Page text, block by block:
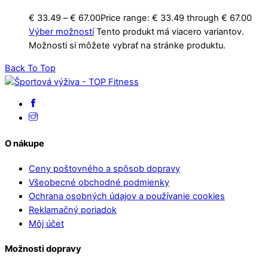
€ 33.49 – € 67.00Price range: € 33.49 through € 67.00
Výber možností Tento produkt má viacero variantov.
Možnosti si môžete vybrať na stránke produktu.
Back To Top
O nákupe
Ceny poštovného a spôsob dopravy
Všeobecné obchodné podmienky
Ochrana osobných údajov a používanie cookies
Reklamačný poriadok
Môj účet
Možnosti dopravy